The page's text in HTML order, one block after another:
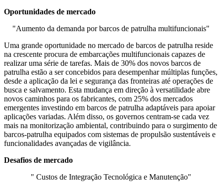
Oportunidades de mercado
"Aumento da demanda por barcos de patrulha multifuncionais"
Uma grande oportunidade no mercado de barcos de patrulha reside
na crescente procura de embarcações multifuncionais capazes de
realizar uma série de tarefas. Mais de 30% dos novos barcos de
patrulha estão a ser concebidos para desempenhar múltiplas funções,
desde a aplicação da lei e segurança das fronteiras até operações de
busca e salvamento. Esta mudança em direção à versatilidade abre
novos caminhos para os fabricantes, com 25% dos mercados
emergentes investindo em barcos de patrulha adaptáveis ​​para apoiar
aplicações variadas. Além disso, os governos centram-se cada vez
mais na monitorização ambiental, contribuindo para o surgimento de
barcos-patrulha equipados com sistemas de propulsão sustentáveis ​​e
funcionalidades avançadas de vigilância.
Desafios de mercado
" Custos de Integração Tecnológica e Manutenção"